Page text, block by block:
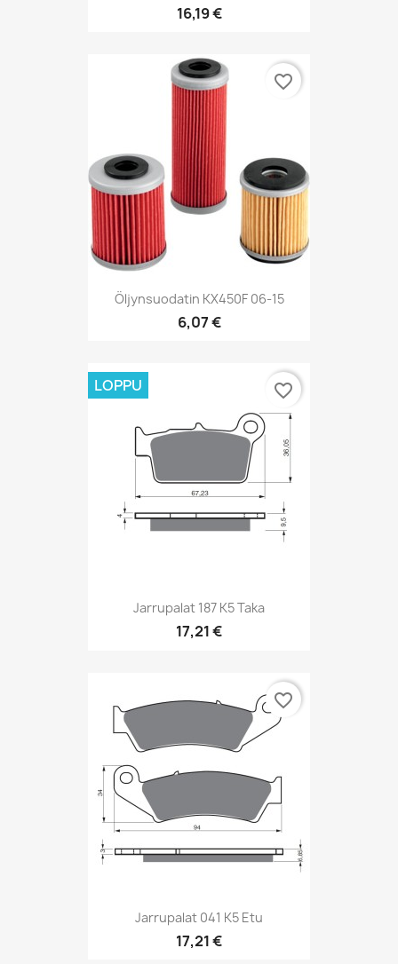
16,19 €
Öljynsuodatin KX450F 06-15
6,07 €
favorite_border
Jarrupalat 187 K5 Taka
17,21 €
LOPPU favorite_border
Jarrupalat 041 K5 Etu
17,21 €
favorite_border